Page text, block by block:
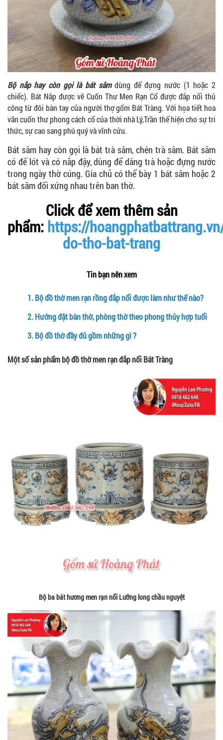
Bộ nắp hay còn gọi là bát sâmdùng để đựng nước (1 hoặc 2
chiếc). Bát Nắp được vẽ Cuốn Thư Men Rạn Cổ được đắp nổi thủ
công từ đôi bàn tay của người thợ gốm Bát Tràng. Với họa tiết hoa
văn cuốn thư phong cách cổ của thời nhà Lý,Trần thể hiện cho sự tri
thức, sự cao sang phú quý và vĩnh cửu.
Bát sâm hay còn gọi là bát trà sâm, chén trà sâm. Bát sâm
có đế lót và có nắp đậy, dùng để dâng trà hoặc đựng nước
trong ngày thờ cúng. Gia chủ có thể bày 1 bát sâm hoặc 2
bát sâm đối xứng nhau trên ban thờ.
Click để xem thêm sản
phẩm: https://
do-tho-bat-trang
Tin bạn nên xem
1.Bộ đồ thờ men rạn rồng đắp nổi được làm như thế nào?
2.Hướng đặt bàn thờ, phòng thờ theo phong thủy hợp tuổi
3.Bộ đồ thờ đầy đủ gồm những gì ?
Một số sản phẩm bộ đồ thờ men rạn đắp nổi Bát Tràng
Bộ ba bát hương men rạn nổi Lưỡng long chầu nguyệt